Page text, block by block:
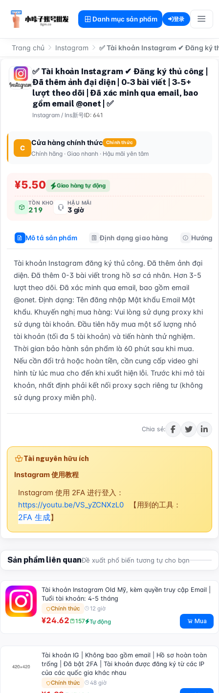
Danh mục sản phẩm 登录
Trang chủ Instagram ✅ Tài khoản Instagram ✔ Đăng ký
✅ Tài khoản Instagram ✔ Đăng ký thủ công |
Đã thêm ảnh đại diện | 0-3 bài viết | 3-5+
lượt theo dõi | Đã xác minh qua email, bao
gồm email @onet | ✅
Instagram / Ins新号ID: 641
C
Cửa hàng chính thức Chính thức
Chính hãng · Giao nhanh · Hậu mãi yên tâm
¥5.50 Giao hàng tự động
TỒN KHO
219
HẬU MÃI
3 giờ
Mô tả sản phẩm Định dạng giao hàng Hướng
Tài khoản Instagram đăng ký thủ công. Đã thêm ảnh đại
diện. Đã thêm 0-3 bài viết trong hồ sơ cá nhân. Hơn 3-5
lượt theo dõi. Đã xác minh qua email, bao gồm email
@onet. Định dạng: Tên đăng nhập Mật khẩu Email Mật
khẩu. Khuyến nghị mua hàng: Vui lòng sử dụng proxy khi
sử dụng tài khoản. Đầu tiên hãy mua một số lượng nhỏ
tài khoản (tối đa 5 tài khoản) và tiến hành thử nghiệm.
Thời gian bảo hành sản phẩm là 60 phút sau khi mua.
Nếu cần đổi trả hoặc hoàn tiền, cần cung cấp video ghi
hình từ lúc mua cho đến khi xuất hiện lỗi. Trước khi mở tài
khoản, nhất định phải kết nối proxy sạch riêng tư (không
sử dụng proxy miễn phí).
Chia sẻ:
Tài nguyên hữu ích
Instagram 使用教程
Instagram 使用 2FA 进行登入：
https://youtu.be/VS_yZCNXzL0 【用到的工具：
2FA 生成】
Sản phẩm liên quanĐề xuất phổ biến tương tự cho bạn
Tài khoản Instagram Old Mỹ, kèm quyền truy cập Email |
Tuổi tài khoản: 4-5 tháng
Chính thức 12 giờ
¥24.62 157 Tự động Mua
Tài khoản IG | Không bao gồm email | Hồ sơ hoàn toàn
trống | Đã bật 2FA | Tài khoản được đăng ký từ các IP
của các quốc gia khác nhau
Chính thức 48 giờ